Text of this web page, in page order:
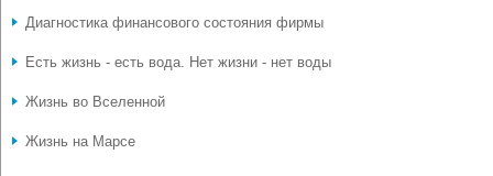
Диагностика финансового состояния фирмы
Есть жизнь - есть вода. Нет жизни - нет воды
Жизнь во Вселенной
Жизнь на Марсе